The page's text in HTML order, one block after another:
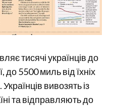
тисячі українців до
до 5500 миль від їхніх
. Українців вивозять із
та відправляють до